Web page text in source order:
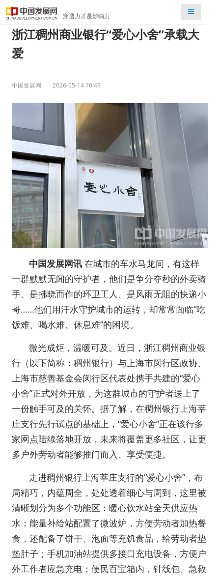
穿透力才是影响力
检索
浙江稠州商业银行“爱心小舍”承载大
爱
中国发展网 2026-05-14 10:43
中国发展网讯在城市的车水马龙间，有这样
一群默默无闻的守护者，他们是争分夺秒的外卖骑
手、是拂晓而作的环卫工人、是风雨无阻的快递小
哥……他们用汗水守护城市的运转，却常常面临“吃
饭难、喝水难、休息难”的困境。
微光成炬，温暖可及。近日，浙江稠州商业银
行（以下简称：稠州银行）与上海市闵行区政协、
上海市慈善基金会闵行区代表处携手共建的“爱心
小舍”正式对外开放，为这群城市的守护者送上了
一份触手可及的关怀。据了解，在稠州银行上海莘
庄支行先行试点的基础上，“爱心小舍”正在该行多
家网点陆续落地开放，未来将覆盖更多社区，让更
多户外劳动者能够推门而入、享受便捷。
走进稠州银行上海莘庄支行的“爱心小舍”，布
局精巧，内蕴周全，处处透着细心与周到，这里被
清晰划分为多个功能区：暖心饮水站全天供应热
水；能量补给站配置了微波炉，方便劳动者加热餐
食，还配备了饼干、泡面等充饥食品，给劳动者垫
垫肚子；手机加油站提供多接口充电设备，方便户
外工作者应急充电；便民百宝箱内，针线包、急救